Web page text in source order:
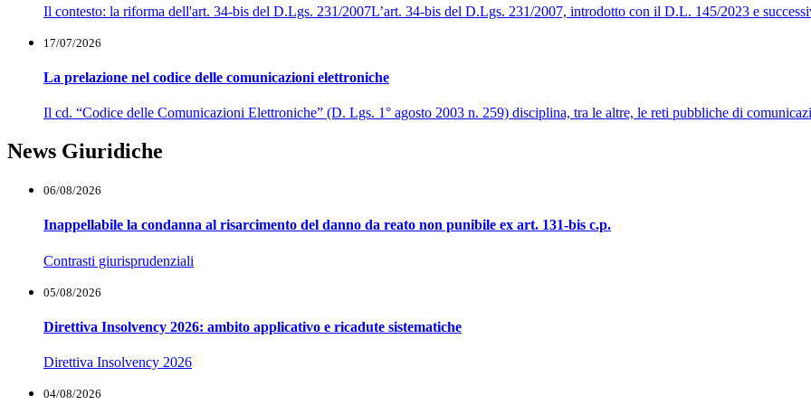
Il contesto: la riforma dell'art. 34-bis del D.Lgs. 231/2007L’art. 34-bis del D.Lgs. 231/2007, introdotto con il D.L. 145/2023 e
17/07/2026
La prelazione nel codice delle comunicazioni elettroniche
Il cd. “Codice delle Comunicazioni Elettroniche” (D. Lgs. 1° agosto 2003 n. 259) disciplina, tra le altre, le reti pubbliche di
News Giuridiche
06/08/2026
Inappellabile la condanna al risarcimento del danno da reato non punibile ex art. 131-bis c.p.
Contrasti giurisprudenziali
05/08/2026
Direttiva Insolvency 2026: ambito applicativo e ricadute sistematiche
Direttiva Insolvency 2026
04/08/2026